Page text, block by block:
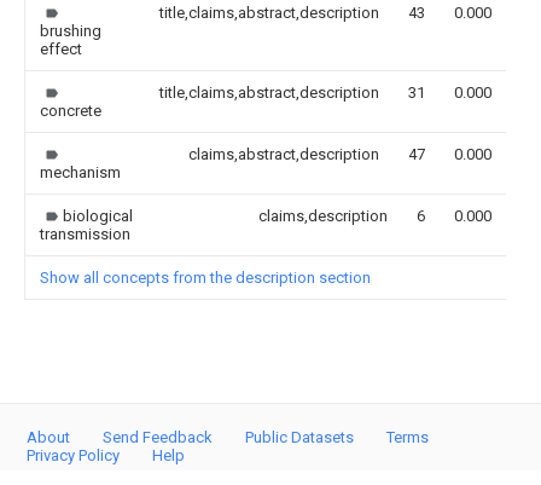
brushing
effect
title,claims,abstract,description 43 0.000
concrete
title,claims,abstract,description 31 0.000
mechanism
claims,abstract,description 47 0.000
biological
transmission
claims,description 6 0.000
Show all concepts from the description section
About Send Feedback Public Datasets
Terms
Privacy Policy
Help